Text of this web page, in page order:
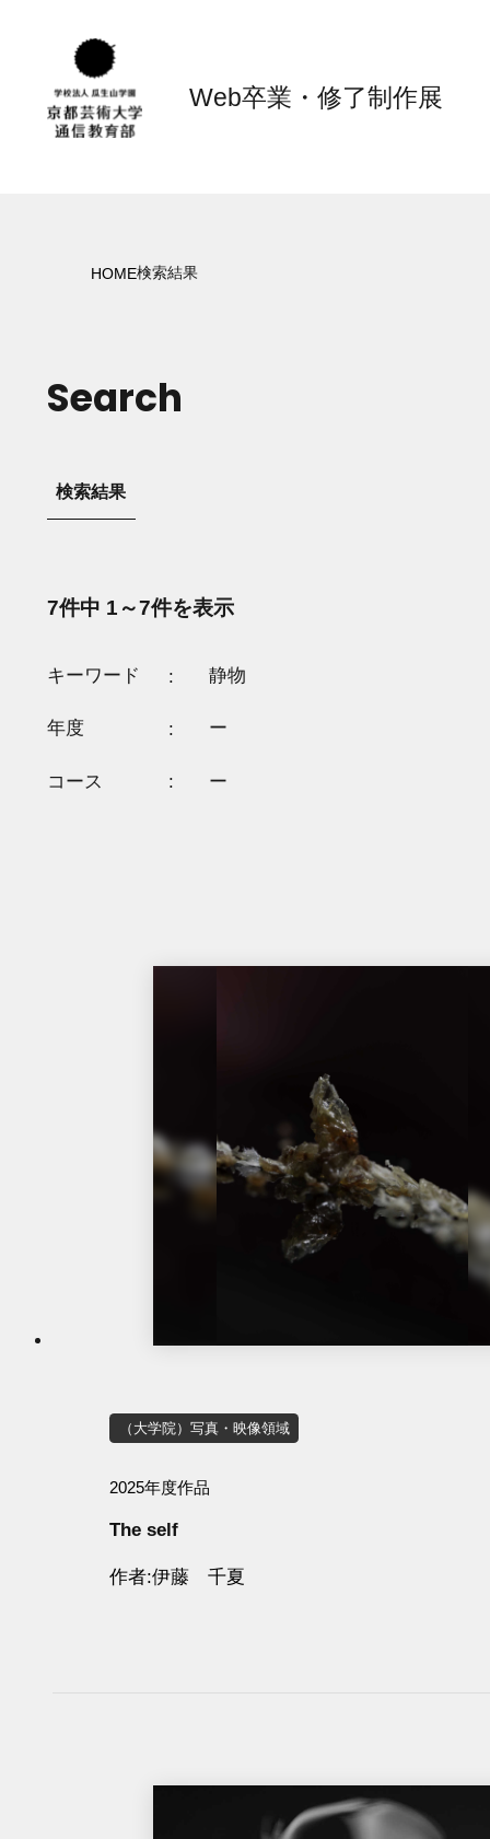
Web卒業・修了制作展
HOME検索結果
Search
検索結果
7件中 1～7件を表示
キーワード 静物
年度 ー
コース ー
（大学院）写真・映像領域
2025年度作品
The self
作者 伊藤 千夏